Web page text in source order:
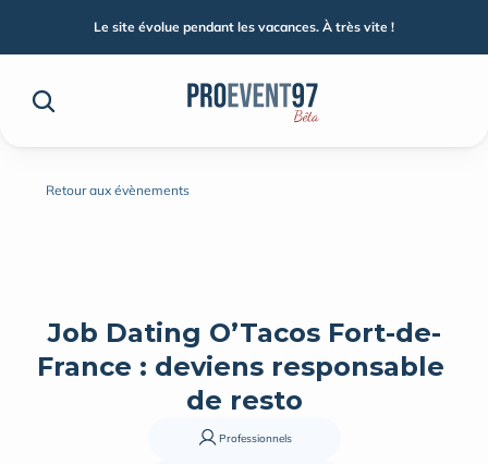
Retour aux évènements
Job Dating O’Tacos Fort-de-
France : deviens responsable
de resto
Professionnels
Le site évolue pendant les vacances. À très vite !